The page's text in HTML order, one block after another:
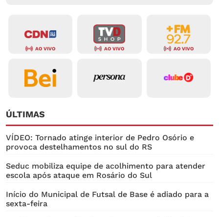
AO VIVO AO VIVO AO VIVO
ÚLTIMAS
VÍDEO: Tornado atinge interior de Pedro Osório e
provoca destelhamentos no sul do RS
Seduc mobiliza equipe de acolhimento para atender
escola após ataque em Rosário do Sul
Início do Municipal de Futsal de Base é adiado para a
sexta-feira